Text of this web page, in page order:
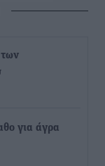
των
για άγρα